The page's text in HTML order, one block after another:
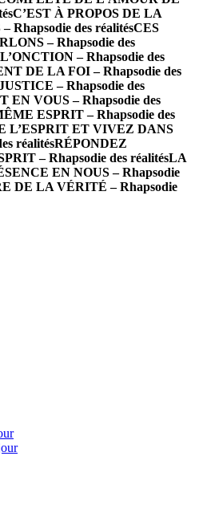
C’EST À PROPOS DE LA
Rhapsodie des réalitésCES
– Rhapsodie des
– Rhapsodie des
DE LA FOI – Rhapsodie des
– Rhapsodie des
EN VOUS – Rhapsodie des
ESPRIT – Rhapsodie des
L’ESPRIT ET VIVEZ DANS
réalitésRÉPONDEZ
– Rhapsodie des réalitésLA
EN NOUS – Rhapsodie
DE LA VÉRITÉ – Rhapsodie